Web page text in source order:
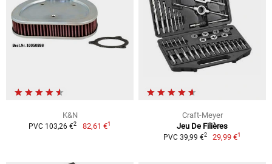
K&N
PVC 103,26 €2 82,61 €1
Craft-Meyer
Jeu De Filières
PVC 39,99 €2 29,99 €1